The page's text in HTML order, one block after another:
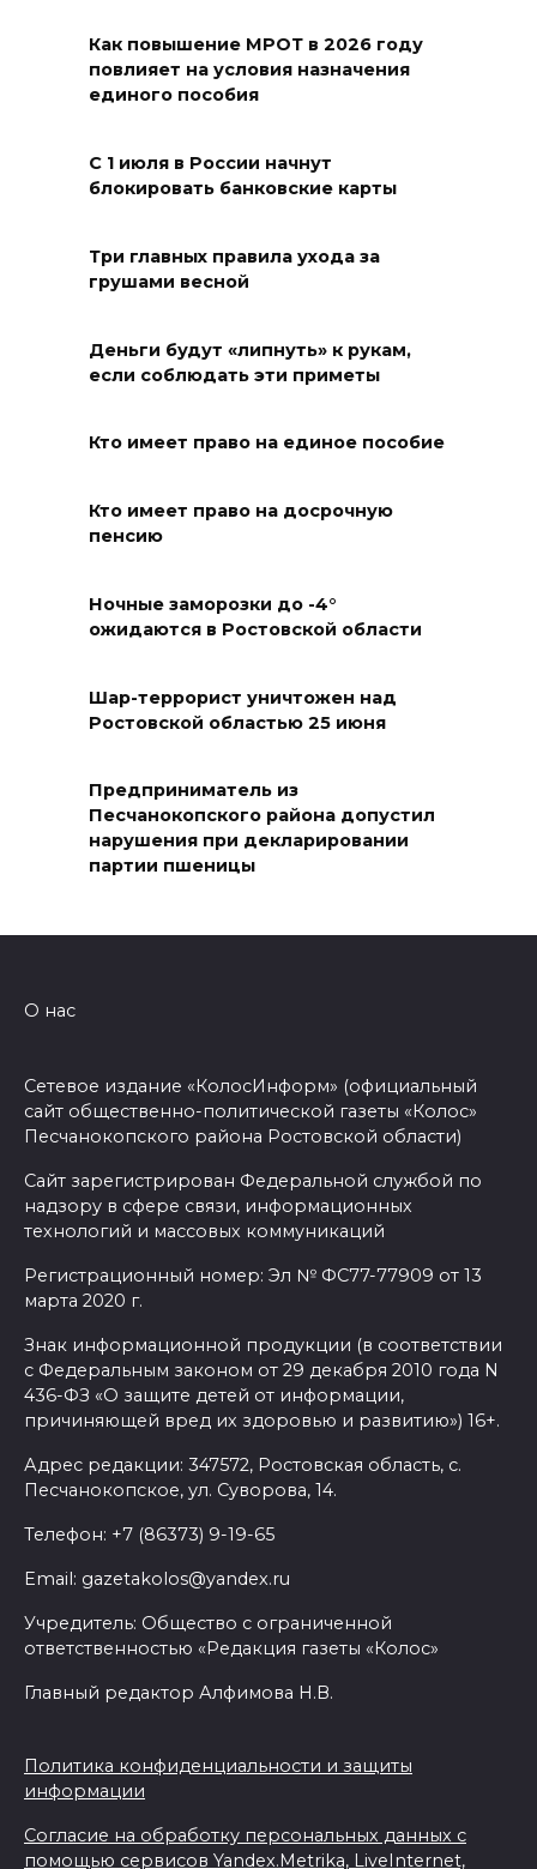
06 августа 2026 19:33
Ростовской области
зарегистрировали новые
06 августа 2026 19:30
донских строителей с
профессиональным
награды
Осторожно! Падение
06 августа 2026 18:30
весям»
Развитие спорта на Дону
06 августа 2026 18:27
Наблюдатели готовятся к
06 августа 2026 18:25
пострадавшим при атаке
06 августа 2026 17:11
Ростовская область окажет
матпомощь семьям, у которых
погибли дети из-за атаки
Дончан приглашают
поучаствовать в конкурсе
«Лучший школьный педагог-
06 августа 2026 16:30
ВСЕ КАК ЕСТЬ. Политика
Зеленского: ложь, вранье и
Как повышение МРОТ в 2026 году
повлияет на условия назначения
единого пособия
С 1 июля в России начнут
блокировать банковские карты
Три главных правила ухода за
грушами весной
Деньги будут «липнуть» к рукам,
если соблюдать эти приметы
Кто имеет право на единое пособие
Кто имеет право на досрочную
пенсию
Ночные заморозки до -4°
ожидаются в Ростовской области
Шар-террорист уничтожен над
Ростовской областью 25 июня
Предприниматель из
Песчанокопского района допустил
нарушения при декларировании
партии пшеницы
О нас
Сетевое издание «КолосИнформ» (официальный
сайт общественно-политической газеты «Колос»
Песчанокопского района Ростовской области)
Сайт зарегистрирован Федеральной службой по
надзору в сфере связи, информационных
технологий и массовых коммуникаций
Регистрационный номер: Эл № ФС77-77909 от 13
марта 2020 г.
Знак информационной продукции (в соответствии
с Федеральным законом от 29 декабря 2010 года N
436-ФЗ «О защите детей от информации,
причиняющей вред их здоровью и развитию») 16+.
Адрес редакции: 347572, Ростовская область, с.
Песчанокопское, ул. Суворова, 14.
Телефон: +7 (86373) 9-19-65
Email: gazetakolos@yandex.ru
Учредитель: Общество с ограниченной
ответственностью «Редакция газеты «Колос»
Главный редактор Алфимова Н.В.
Политика конфиденциальности и защиты
информации
Согласие на обработку персональных данных с
помощью сервисов Yandex.Metrika, LiveInternet,